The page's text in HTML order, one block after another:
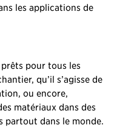
les applications de
pour tous les
qu’il s’agisse de
ou encore,
matériaux dans des
partout dans le monde.